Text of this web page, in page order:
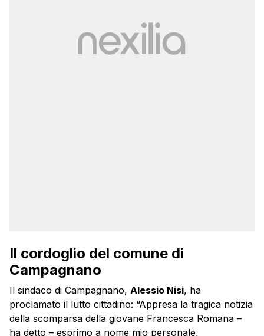
Il cordoglio del comune di
Campagnano
Il sindaco di Campagnano, Alessio Nisi, ha
proclamato il lutto cittadino: “Appresa la tragica notizia
della scomparsa della giovane Francesca Romana –
ha detto – esprimo a nome mio personale,